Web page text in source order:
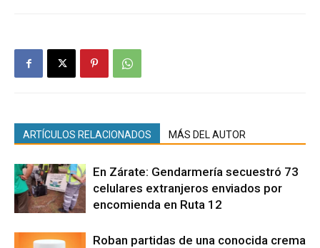
ARTÍCULOS RELACIONADOS MÁS DEL AUTOR
En Zárate: Gendarmería secuestró 73
celulares extranjeros enviados por
encomienda en Ruta 12
Roban partidas de una conocida crema